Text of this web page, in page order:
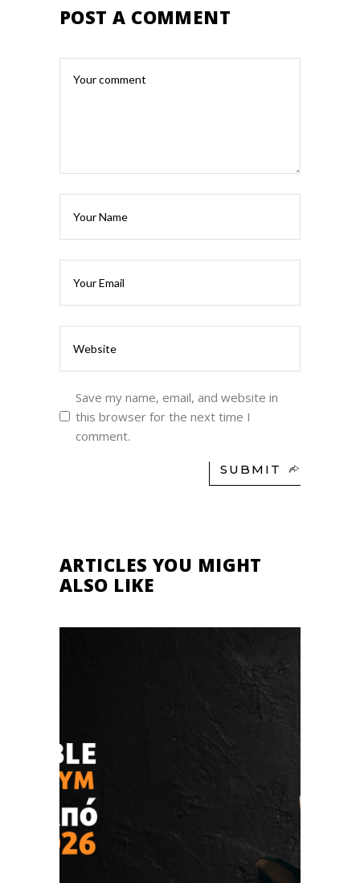
POST A COMMENT
Save my name, email, and website in
this browser for the next time I
comment.
SUBMIT
ARTICLES YOU MIGHT
ALSO LIKE